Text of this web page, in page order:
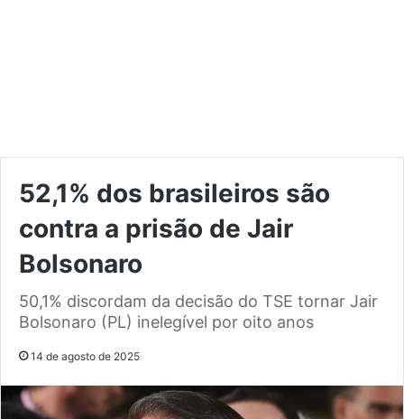
52,1% dos brasileiros são
contra a prisão de Jair
Bolsonaro
50,1% discordam da decisão do TSE tornar Jair
Bolsonaro (PL) inelegível por oito anos
14 de agosto de 2025